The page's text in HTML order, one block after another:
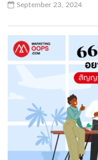
September 23, 2024